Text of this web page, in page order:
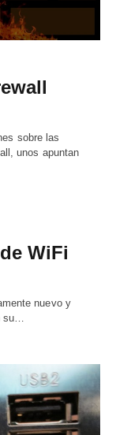
sobre las
unos apuntan
WiFi
nuevo y
su…